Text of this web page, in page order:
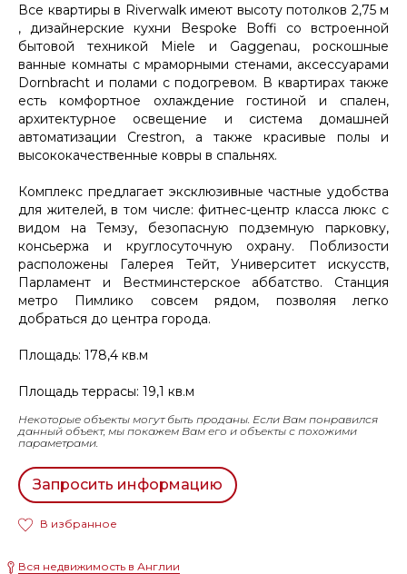
Все квартиры в Riverwalk имеют высоту потолков 2,75 м
, дизайнерские кухни Bespoke Boffi со встроенной
бытовой техникой Miele и Gaggenau, роскошные
ванные комнаты с мраморными стенами, аксессуарами
Dornbracht и полами с подогревом. В квартирах также
есть комфортное охлаждение гостиной и спален,
архитектурное освещение и система домашней
автоматизации Crestron, а также красивые полы и
высококачественные ковры в спальнях.
Комплекс предлагает эксклюзивные частные удобства
для жителей, в том числе: фитнес-центр класса люкс с
видом на Темзу, безопасную подземную парковку,
консьержа и круглосуточную охрану. Поблизости
расположены Галерея Тейт, Университет искусств,
Парламент и Вестминстерское аббатство. Станция
метро Пимлико совсем рядом, позволяя легко
добраться до центра города.
Площадь: 178,4 кв.м
Площадь террасы: 19,1 кв.м
Некоторые объекты могут быть проданы. Если Вам понравился
данный объект, мы покажем Вам его и объекты с похожими
параметрами.
Запросить информацию
В избранное
Вся недвижимость в Англии